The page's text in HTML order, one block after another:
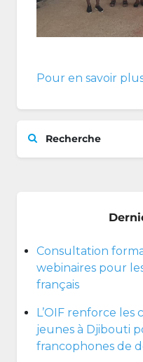
Pour en savoir
Recherche
Consultation
webinaires pour
français
L’OIF renforce les
jeunes à Djibouti
francophones de